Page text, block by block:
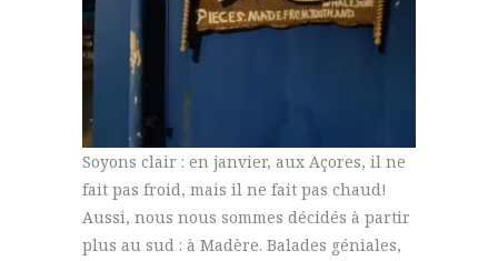
Soyons clair : en janvier, aux Açores, il ne
fait pas froid, mais il ne fait pas chaud!
Aussi, nous nous sommes décidés à partir
plus au sud : à Madère. Balades géniales,